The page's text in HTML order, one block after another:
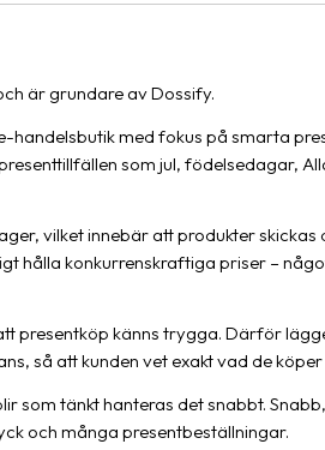
är grundare av Dossify.
handelsbutik med fokus på smarta
som jul, födelsedagar,
vilket innebär att produkter
hålla konkurrenskraftiga priser –
presentköp känns trygga. Därför
så att kunden vet exakt vad de
som tänkt hanteras det snabbt.
och många presentbeställningar.